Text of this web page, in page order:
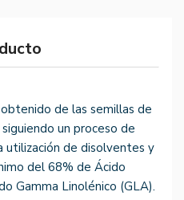
de las semillas de
un proceso de
utilización de disolventes y
del 68% de Ácido
Gamma Linolénico (GLA).